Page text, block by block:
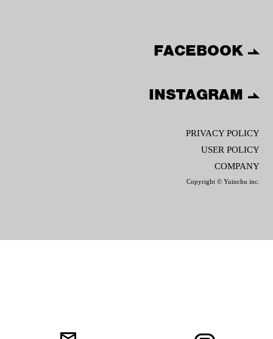
FACEBOOK
INSTAGRAM
PRIVACY POLICY
USER POLICY
COMPANY
Copyright © Yuinchu inc.